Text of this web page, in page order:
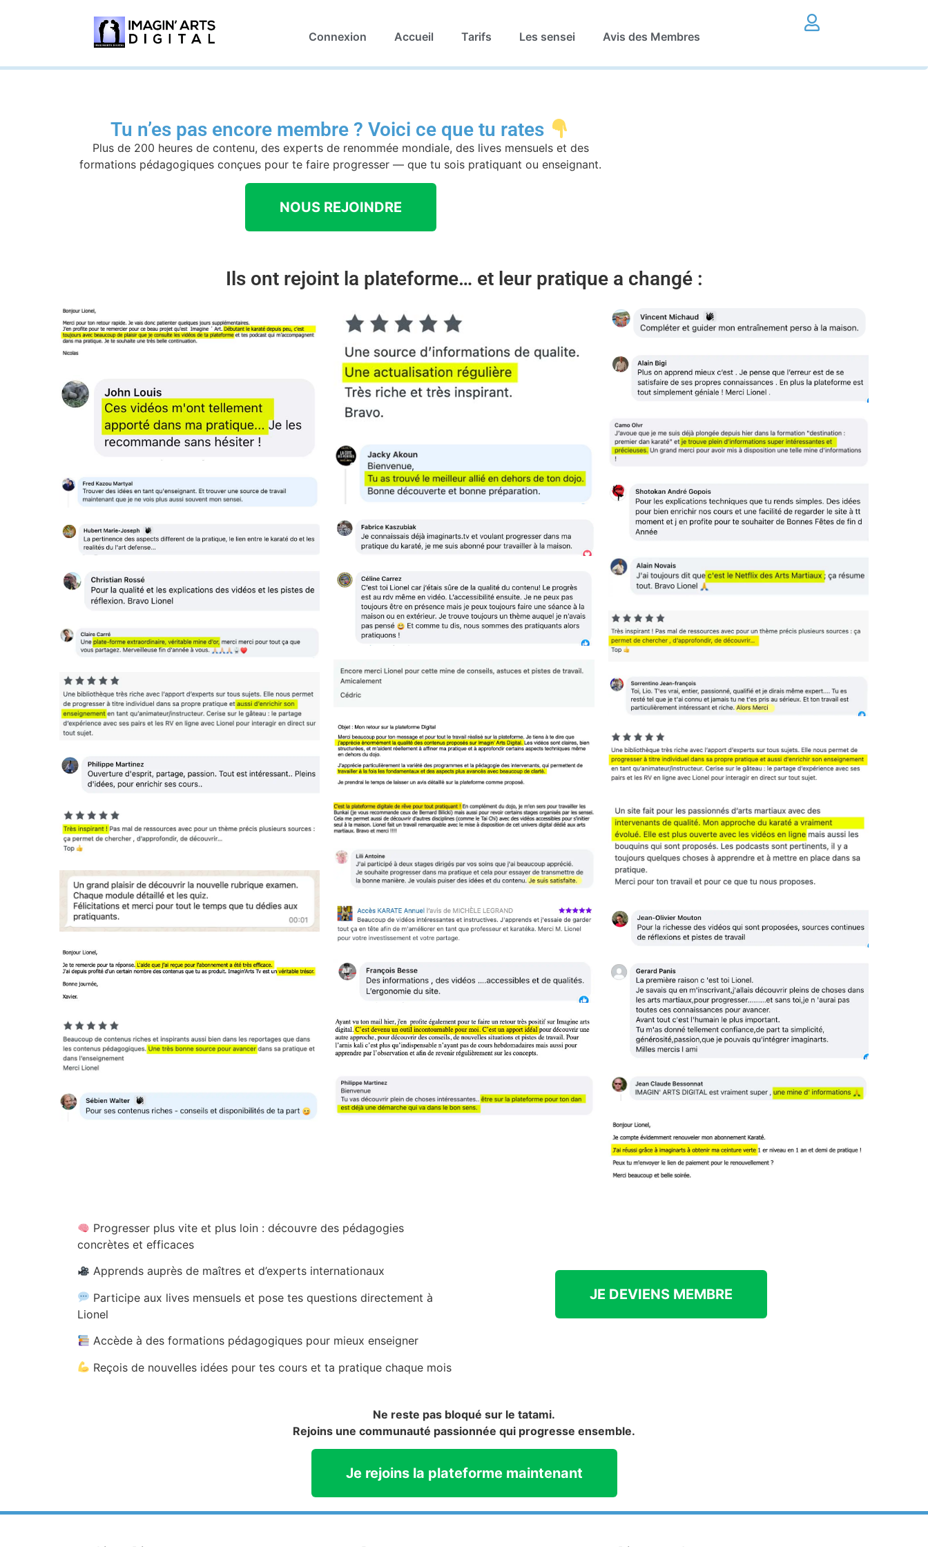
Connexion Accueil Tarifs Les sensei Avis des Membres
Tu n’es pas encore membre ? Voici ce que tu rates
Plus de 200 heures de contenu, des experts de renommée mondiale, des lives mensuels et des
formations pédagogiques conçues pour te faire progresser — que tu sois pratiquant ou enseignant.
NOUS REJOINDRE
Ils ont rejoint la plateforme… et leur pratique a changé :
Progresser plus vite et plus loin : découvre des pédagogies
concrètes et efficaces
Apprends auprès de maîtres et d’experts internationaux
Participe aux lives mensuels et pose tes questions directement à
Lionel
Accède à des formations pédagogiques pour mieux enseigner
Reçois de nouvelles idées pour tes cours et ta pratique chaque mois
JE DEVIENS MEMBRE
Ne reste pas bloqué sur le tatami.
Rejoins une communauté passionnée qui progresse ensemble.
Je rejoins la plateforme maintenant